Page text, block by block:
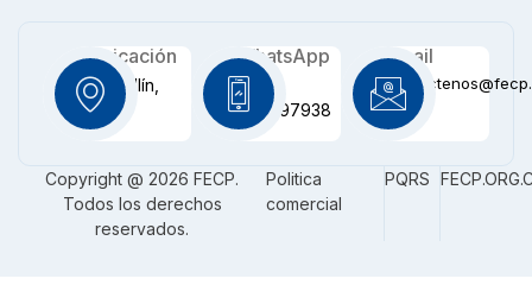
Ubicación
Medellín,
CO
WhatsApp
+57
3116097938
Email
Copyright @ 2026 FECP.
Todos los derechos
reservados.
Politica
comercial
PQRS